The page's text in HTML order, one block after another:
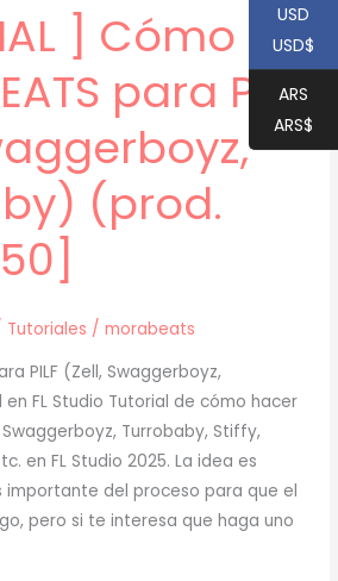
] Cómo
para PILF
(prod.
Tutoriales /morabeats
PILF (Zell, Swaggerboyz,
FL Studio Tutorial de cómo hacer
Turrobaby, Stiffy,
en FL Studio 2025. La idea es
del proceso para que el
pero si te interesa que haga uno
USD
USD$
ARS
ARS$